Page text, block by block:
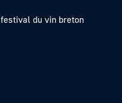
du vin breton